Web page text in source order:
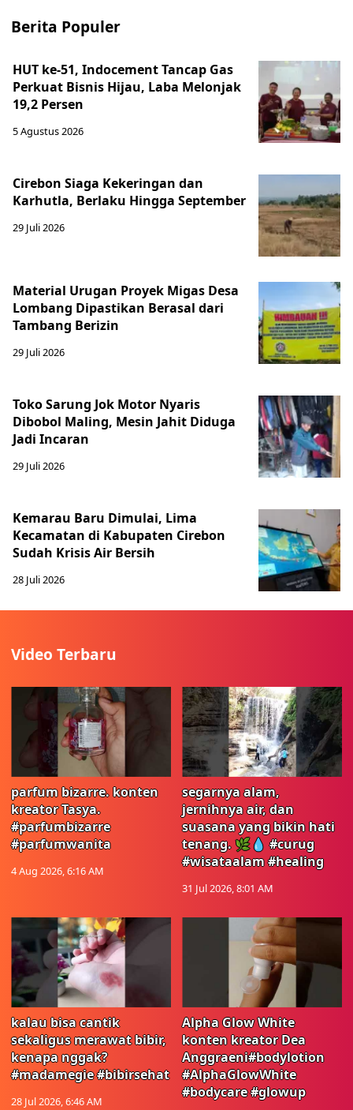
Berita Populer
HUT ke-51, Indocement Tancap Gas
Perkuat Bisnis Hijau, Laba Melonjak
19,2 Persen
5 Agustus 2026
Cirebon Siaga Kekeringan dan
Karhutla, Berlaku Hingga September
29 Juli 2026
Material Urugan Proyek Migas Desa
Lombang Dipastikan Berasal dari
Tambang Berizin
29 Juli 2026
Toko Sarung Jok Motor Nyaris
Dibobol Maling, Mesin Jahit Diduga
Jadi Incaran
29 Juli 2026
Kemarau Baru Dimulai, Lima
Kecamatan di Kabupaten Cirebon
Sudah Krisis Air Bersih
28 Juli 2026
Video Terbaru
parfum bizarre. konten
kreator Tasya.
#parfumbizarre
#parfumwanita
4 Aug 2026, 6:16 AM
segarnya alam,
jernihnya air, dan
suasana yang bikin hati
tenang. 🌿💧 #curug
#wisataalam #healing
31 Jul 2026, 8:01 AM
kalau bisa cantik
sekaligus merawat bibir,
kenapa nggak?
#madamegie #bibirsehat
28 Jul 2026, 6:46 AM
Alpha Glow White
konten kreator Dea
Anggraeni#bodylotion
#AlphaGlowWhite
#bodycare #glowup